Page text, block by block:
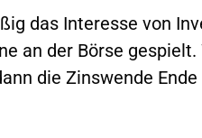
das Interesse von
an der Börse gespielt.
die Zinswende